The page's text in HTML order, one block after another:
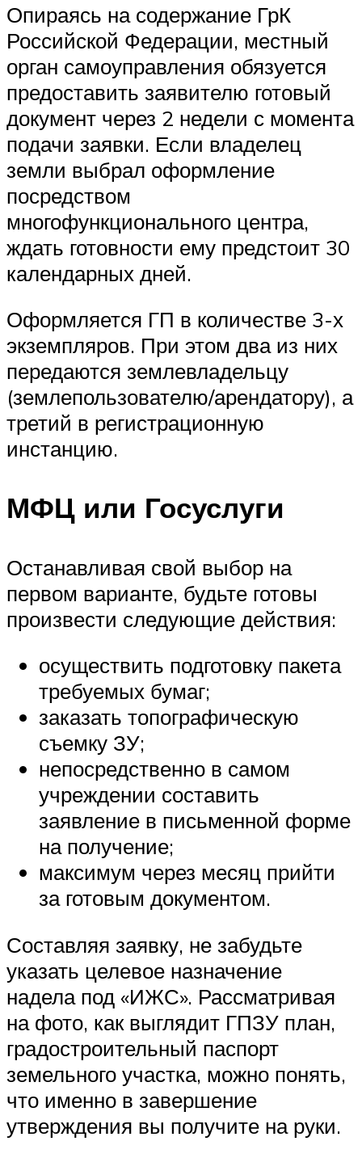
Опираясь на содержание ГрК
Российской Федерации, местный
орган самоуправления обязуется
предоставить заявителю готовый
документ через 2 недели с момента
подачи заявки. Если владелец
земли выбрал оформление
посредством
многофункционального центра,
ждать готовности ему предстоит 30
календарных дней.
Оформляется ГП в количестве 3-х
экземпляров. При этом два из них
передаются землевладельцу
(землепользователю/арендатору), а
третий в регистрационную
инстанцию.
МФЦ или Госуслуги
Останавливая свой выбор на
первом варианте, будьте готовы
произвести следующие действия:
осуществить подготовку пакета
требуемых бумаг;
заказать топографическую
съемку ЗУ;
непосредственно в самом
учреждении составить
заявление в письменной форме
на получение;
максимум через месяц прийти
за готовым документом.
Составляя заявку, не забудьте
указать целевое назначение
надела под «ИЖС». Рассматривая
на фото, как выглядит ГПЗУ план,
градостроительный паспорт
земельного участка, можно понять,
что именно в завершение
утверждения вы получите на руки.